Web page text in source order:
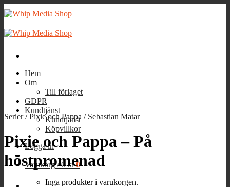
Skip
to
Hem
Om
Till förlaget
GDPR
Kundtjänst
Kundtjänst
Köpvillkor
Logga in
Varukorg /0kr 0
Inga produkter i varukorgen.
Serier / Pixie och Pappa / Sebastian Matar
Pixie och Pappa – På
höstpromenad